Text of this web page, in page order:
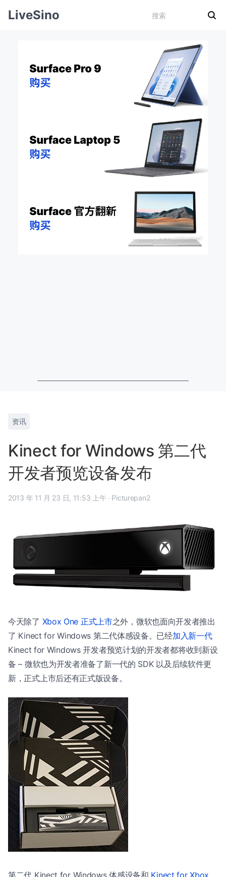
LiveSino
资讯
Kinect for Windows 第二代
开发者预览设备发布
2013 年 11 月 23 日, 11:53 上午 · Picturepan2
今天除了 Xbox One 正式上市之外，微软也面向开发者推出
了 Kinect for Windows 第二代体感设备。已经加入新一代
Kinect for Windows 开发者预览计划的开发者都将收到新设
备 – 微软也为开发者准备了新一代的 SDK 以及后续软件更
新，正式上市后还有正式版设备。
第二代 Kinect for Windows 体感设备和 Kinect for Xbox